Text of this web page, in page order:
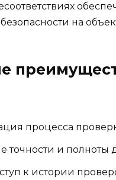
на
процесса
точности и полноты
к истории